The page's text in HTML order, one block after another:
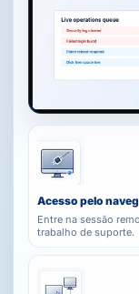
Acesso pelo
Entre na sessão
trabalho de suporte.